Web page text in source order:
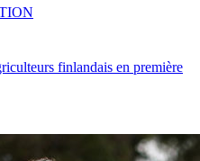
finlandais en première